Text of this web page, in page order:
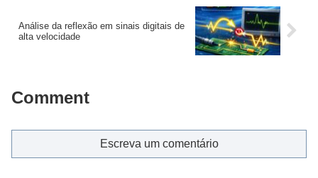
Análise da reflexão em sinais digitais de
alta velocidade
Comment
Escreva um comentário